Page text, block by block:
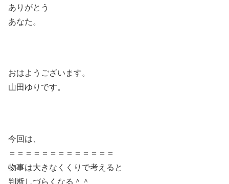
ありがとう
あなた。
おはようございます。
山田ゆりです。
今回は、
＝＝＝＝＝＝＝＝＝＝＝＝＝
物事は大きなくくりで考えると
判断しづらくなる＾＾